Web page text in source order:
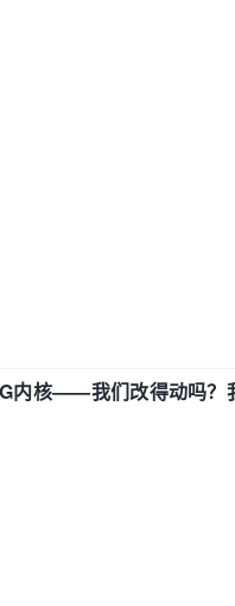
内核——我们改得动吗？